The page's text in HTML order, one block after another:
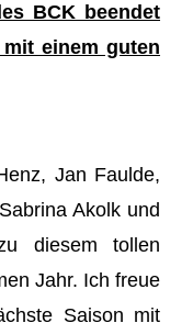
BCK beendet
einem guten
Jan Faulde,
Akolk und
diesem tollen
Jahr. Ich freue
Saison mit